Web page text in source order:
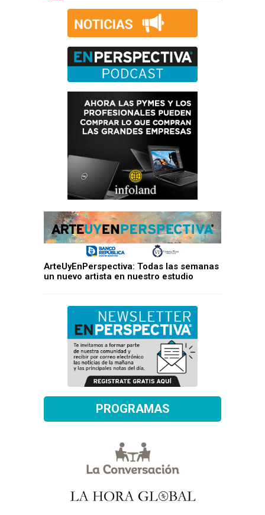
ArteUyEnPerspectiva: Todas las semanas
un nuevo artista en nuestro estudio
PROGRAMAS